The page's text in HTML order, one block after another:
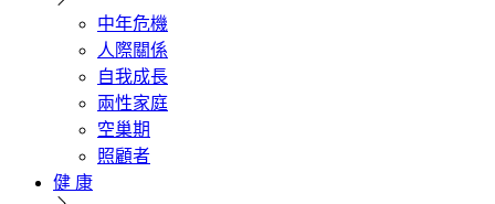
中年危機
人際關係
自我成長
兩性家庭
空巢期
照顧者
健 康